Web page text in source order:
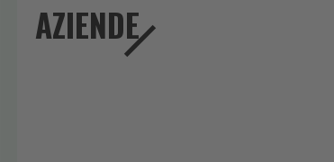
AZIENDE